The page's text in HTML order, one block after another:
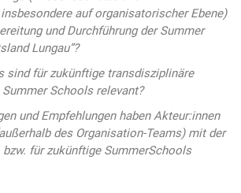
auf organisatorischer Ebene)
und Durchführung der Summer
Lungau”?
sind für zukünftige transdisziplinäre
Schools relevant?
und Empfehlungen haben Akteur:innen
des Organisation-Teams) mit der
für zukünftige SummerSchools